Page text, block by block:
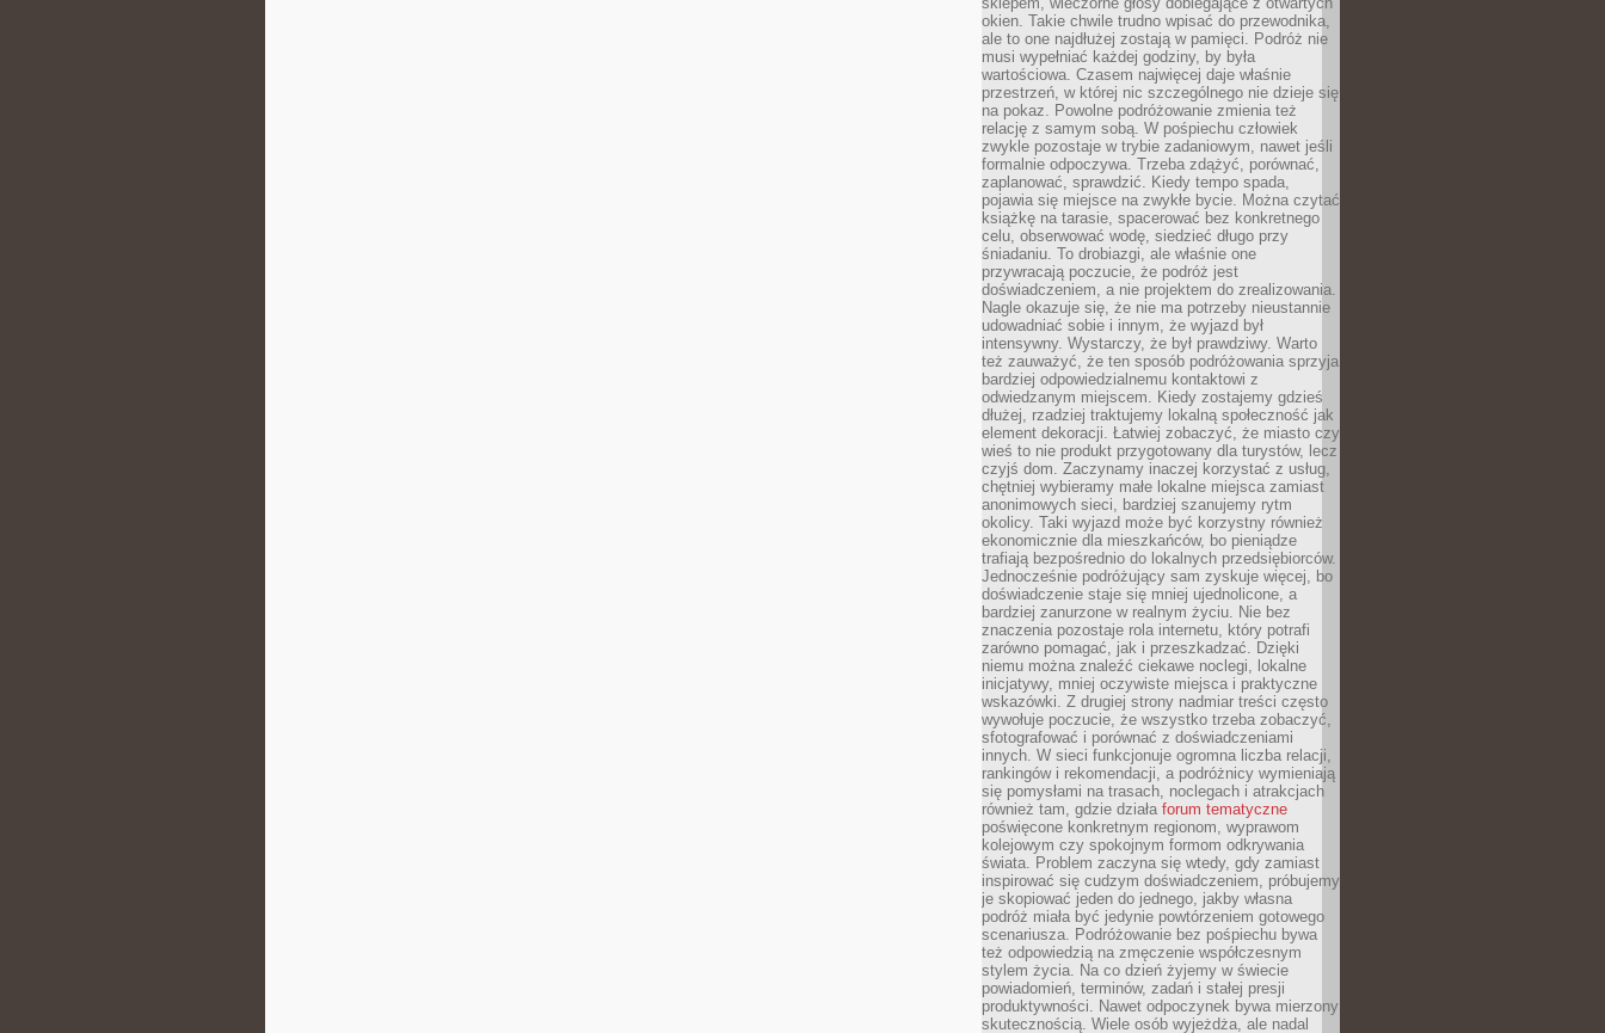
okien. Takie chwile trudno wpisać do przewodnika,
ale to one najdłużej zostają w pamięci. Podróż nie
musi wypełniać każdej godziny, by była
wartościowa. Czasem najwięcej daje właśnie
przestrzeń, w której nic szczególnego nie dzieje się
na pokaz. Powolne podróżowanie zmienia też
relację z samym sobą. W pośpiechu człowiek
zwykle pozostaje w trybie zadaniowym, nawet jeśli
formalnie odpoczywa. Trzeba zdążyć, porównać,
zaplanować, sprawdzić. Kiedy tempo spada,
pojawia się miejsce na zwykłe bycie. Można czytać
książkę na tarasie, spacerować bez konkretnego
celu, obserwować wodę, siedzieć długo przy
śniadaniu. To drobiazgi, ale właśnie one
przywracają poczucie, że podróż jest
doświadczeniem, a nie projektem do zrealizowania.
Nagle okazuje się, że nie ma potrzeby nieustannie
udowadniać sobie i innym, że wyjazd był
intensywny. Wystarczy, że był prawdziwy. Warto
też zauważyć, że ten sposób podróżowania sprzyja
bardziej odpowiedzialnemu kontaktowi z
odwiedzanym miejscem. Kiedy zostajemy gdzieś
dłużej, rzadziej traktujemy lokalną społeczność jak
element dekoracji. Łatwiej zobaczyć, że miasto czy
wieś to nie produkt przygotowany dla turystów, lecz
czyjś dom. Zaczynamy inaczej korzystać z usług,
chętniej wybieramy małe lokalne miejsca zamiast
anonimowych sieci, bardziej szanujemy rytm
okolicy. Taki wyjazd może być korzystny również
ekonomicznie dla mieszkańców, bo pieniądze
trafiają bezpośrednio do lokalnych przedsiębiorców.
Jednocześnie podróżujący sam zyskuje więcej, bo
doświadczenie staje się mniej ujednolicone, a
bardziej zanurzone w realnym życiu. Nie bez
znaczenia pozostaje rola internetu, który potrafi
zarówno pomagać, jak i przeszkadzać. Dzięki
niemu można znaleźć ciekawe noclegi, lokalne
inicjatywy, mniej oczywiste miejsca i praktyczne
wskazówki. Z drugiej strony nadmiar treści często
wywołuje poczucie, że wszystko trzeba zobaczyć,
sfotografować i porównać z doświadczeniami
innych. W sieci funkcjonuje ogromna liczba relacji,
rankingów i rekomendacji, a podróżnicy wymieniają
się pomysłami na trasach, noclegach i atrakcjach
również tam, gdzie działa forum tematyczne
poświęcone konkretnym regionom, wyprawom
kolejowym czy spokojnym formom odkrywania
świata. Problem zaczyna się wtedy, gdy zamiast
inspirować się cudzym doświadczeniem, próbujemy
je skopiować jeden do jednego, jakby własna
podróż miała być jedynie powtórzeniem gotowego
scenariusza. Podróżowanie bez pośpiechu bywa
też odpowiedzią na zmęczenie współczesnym
stylem życia. Na co dzień żyjemy w świecie
powiadomień, terminów, zadań i stałej presji
produktywności. Nawet odpoczynek bywa mierzony
skutecznością. Wiele osób wyjeżdża, ale nadal